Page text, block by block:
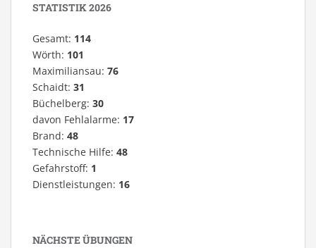
STATISTIK 2026
Gesamt: 114
Wörth: 101
Maximiliansau: 76
Schaidt: 31
Büchelberg: 30
davon Fehlalarme: 17
Brand: 48
Technische Hilfe: 48
Gefahrstoff: 1
Dienstleistungen: 16
NÄCHSTE ÜBUNGEN